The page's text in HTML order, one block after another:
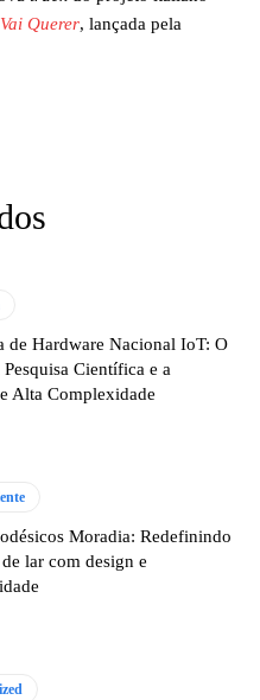
Querer, lançada pela
de Hardware Nacional IoT: O
Científica e a
Alta Complexidade
Moradia: Redefinindo
lar com design e